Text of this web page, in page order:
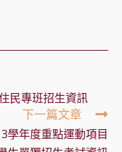
民專班招生資訊
下一篇文章
學年度重點運動項目